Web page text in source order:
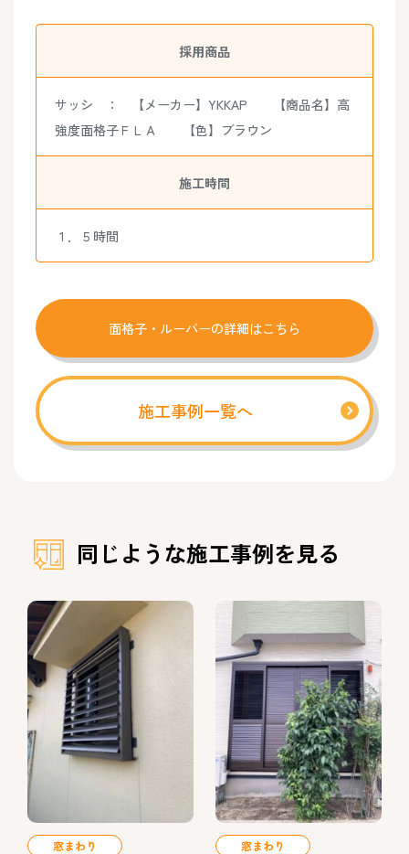
採用商品
サッシ ： 【メーカー】YKKAP 【商品名】高
強度面格子ＦＬＡ 【色】ブラウン
施工時間
１．５時間
面格子・ルーバーの詳細はこちら
施工事例一覧へ
同じような施工事例を見る
窓まわり 窓まわり